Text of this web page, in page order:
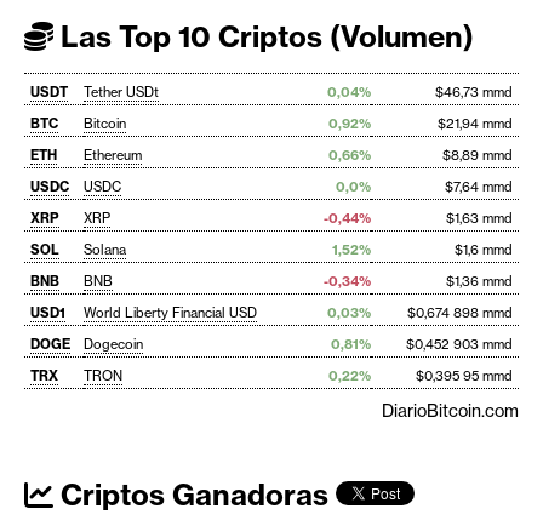
Las Top 10 Criptos (Volumen)
USDT Tether USDt 0,04%
$46,73 mmd
BTC
Bitcoin 0,92%
$21,94 mmd
ETH
Ethereum 0,66%
$8,89 mmd
USDC
USDC 0,0%
$7,64 mmd
XRP
XRP -0,44%
$1,63 mmd
SOL
Solana 1,52%
$1,6 mmd
BNB
BNB -0,34%
$1,36 mmd
USD1
World Liberty Financial USD 0,03%
$0,674 898 mmd
DOGE
Dogecoin 0,81%
$0,452 903 mmd
TRX
TRON 0,22% $0,395 95 mmd
DiarioBitcoin.com
Criptos Ganadoras